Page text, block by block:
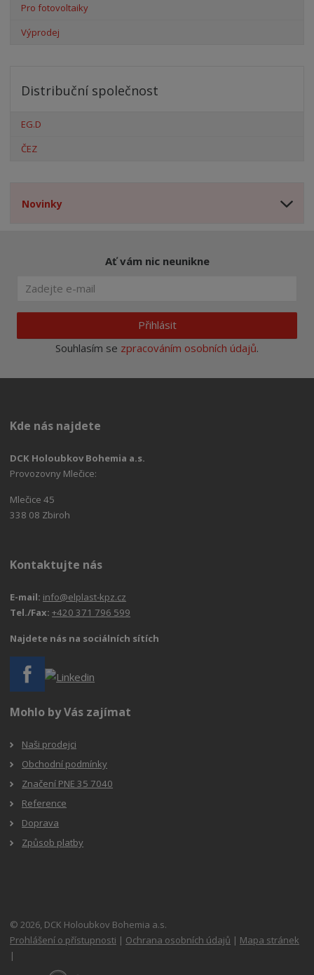
Pro fotovoltaiky
Výprodej
Distribuční společnost
EG.D
ČEZ
Novinky
Ať vám nic neunikne
Přihlásit
Souhlasím se zpracováním osobních údajů.
Kde nás najdete
DCK Holoubkov Bohemia a.s.
Provozovny Mlečice:
Mlečice 45
338 08 Zbiroh
Kontaktujte nás
E-mail: info@elplast-kpz.cz
Tel./Fax:+420 371 796 599
Najdete nás na sociálních sítích
Mohlo by Vás zajímat
Naši prodejci
Obchodní podmínky
Značení PNE 35 7040
Reference
Doprava
Způsob platby
© 2026, DCK Holoubkov Bohemia a.s.
Prohlášení o přístupnosti | Ochrana osobních údajů | Mapa stránek
|